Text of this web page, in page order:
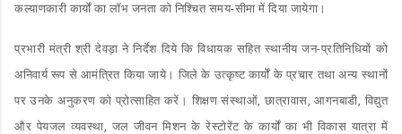
कल्याणकारी कार्यों का लॉभ जनता को निश्चित समय-सीमा में दिया जायेगा।
प्रभारी मंत्री श्री देवड़ा ने निर्देश दिये कि विधायक सहित स्थानीय जन-प्रतिनिधियों को
अनिवार्य रूप से आमंत्रित किया जाये। जिले के उत्कृष्ट कार्यों के प्रचार तथा अन्य स्थानों
पर उनके अनुकरण को प्रोत्साहित करें। शिक्षण संस्थाओं, छात्रावास, आगनबाडी, विद्युत
और पेयजल व्यवस्था, जल जीवन मिशन के रेस्टोरेंट के कार्यों का भी विकास यात्रा में